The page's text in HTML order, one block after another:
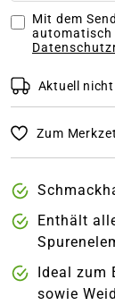
Mit dem
Aktuell
Zum
Enthält
Ideal zum
sowie